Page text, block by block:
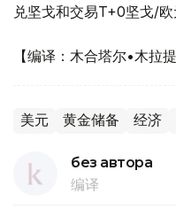
兑坚戈和交易T+0坚戈/欧
【编译：木合塔尔•木拉提
美元 黄金储备 经济
без автора
编译